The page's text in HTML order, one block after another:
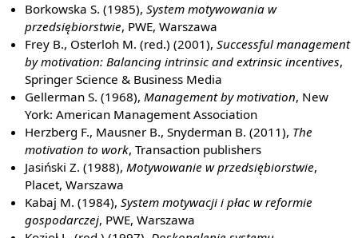
Borkowska S. (1985),System motywowania w
przedsiębiorstwie, PWE, Warszawa
Frey B., Osterloh M. (red.) (2001),Successful management
by motivation: Balancing intrinsic and extrinsic incentives,
Springer Science & Business Media
Gellerman S. (1968),Management by motivation, New
York: American Management Association
Herzberg F., Mausner B., Snyderman B. (2011), The
motivation to work, Transaction publishers
Jasiński Z. (1988),Motywowanie w przedsiębiorstwie,
Placet, Warszawa
Kabaj M. (1984),System motywacji i płac w reformie
gospodarczej, PWE, Warszawa